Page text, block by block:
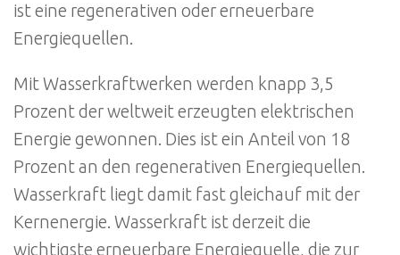
ist eine regenerativen oder erneuerbare
Energiequellen.
Mit Wasserkraftwerken werden knapp 3,5
Prozent der weltweit erzeugten elektrischen
Energie gewonnen. Dies ist ein Anteil von 18
Prozent an den regenerativen Energiequellen.
Wasserkraft liegt damit fast gleichauf mit der
Kernenergie. Wasserkraft ist derzeit die
wichtigste erneuerbare Energiequelle, die zur